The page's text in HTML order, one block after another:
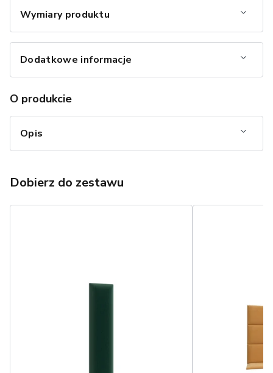
Wymiary produktu
Dodatkowe informacje
O produkcie
Opis
Dobierz do zestawu